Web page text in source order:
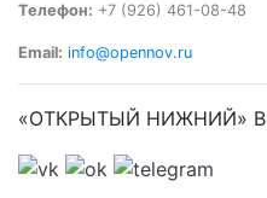
Телефон: +7 (926) 461-08-48
Email: info@opennov.ru
«ОТКРЫТЫЙ НИЖНИЙ»